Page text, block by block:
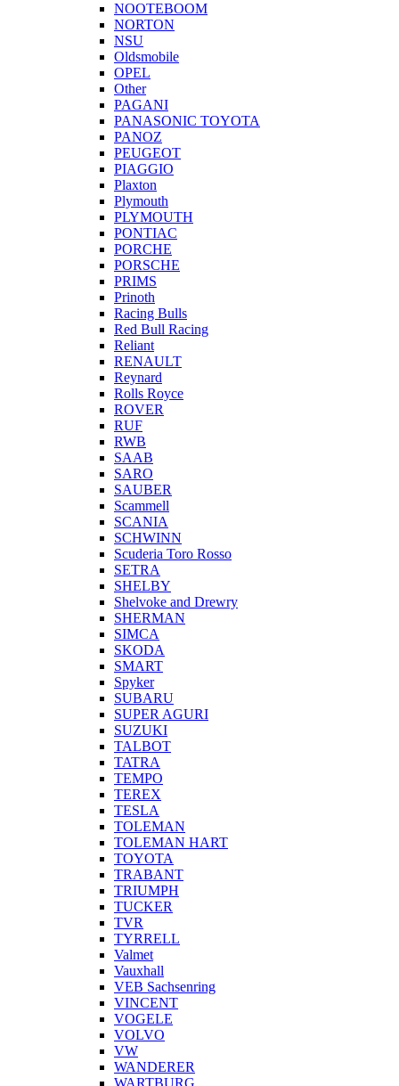
NOOTEBOOM
NORTON
NSU
Oldsmobile
OPEL
Other
PAGANI
PANASONIC TOYOTA
PANOZ
PEUGEOT
PIAGGIO
Plaxton
Plymouth
PLYMOUTH
PONTIAC
PORCHE
PORSCHE
PRIMS
Prinoth
Racing Bulls
Red Bull Racing
Reliant
RENAULT
Reynard
Rolls Royce
ROVER
RUF
RWB
SAAB
SARO
SAUBER
Scammell
SCANIA
SCHWINN
Scuderia Toro Rosso
SETRA
SHELBY
Shelvoke and Drewry
SHERMAN
SIMCA
SKODA
SMART
Spyker
SUBARU
SUPER AGURI
SUZUKI
TALBOT
TATRA
TEMPO
TEREX
TESLA
TOLEMAN
TOLEMAN HART
TOYOTA
TRABANT
TRIUMPH
TUCKER
TVR
TYRRELL
Valmet
Vauxhall
VEB Sachsenring
VINCENT
VOGELE
VOLVO
VW
WANDERER